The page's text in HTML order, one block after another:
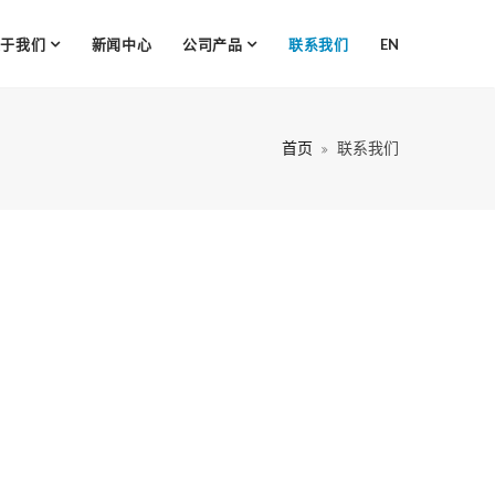
我们 新闻中心 公司产品 联系我们 EN
首页 联系我们